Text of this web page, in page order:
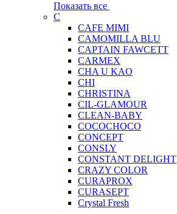
Показать все
C
CAFE MIMI
CAMOMILLA BLU
CAPTAIN FAWCETT
CARMEX
CHA U KAO
CHI
CHRISTINA
CIL-GLAMOUR
CLEAN-BABY
COCOCHOCO
CONCEPT
CONSLY
CONSTANT DELIGHT
CRAZY COLOR
CURAPROX
CURASEPT
Crystal Fresh